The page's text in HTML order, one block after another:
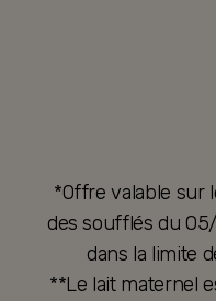
*Offre valable sur
des soufflés du
dans la limite
**Le lait maternel